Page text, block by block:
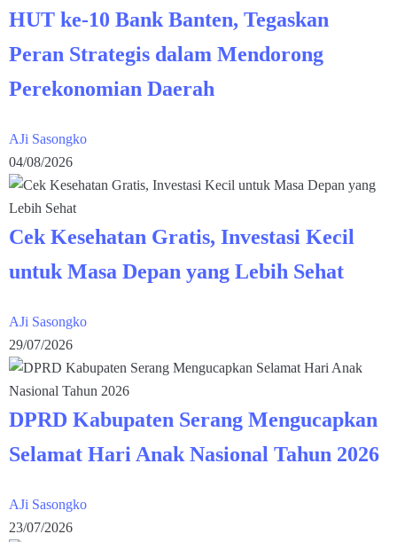
HUT ke-10 Bank Banten, Tegaskan
Peran Strategis dalam Mendorong
Perekonomian Daerah
AJi Sasongko
04/08/2026
Cek Kesehatan Gratis, Investasi Kecil
untuk Masa Depan yang Lebih Sehat
AJi Sasongko
29/07/2026
DPRD Kabupaten Serang Mengucapkan
Selamat Hari Anak Nasional Tahun 2026
AJi Sasongko
23/07/2026